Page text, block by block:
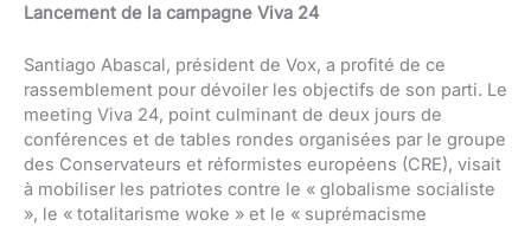
Lancement de la campagne Viva 24
Santiago Abascal, président de Vox, a profité de ce
rassemblement pour dévoiler les objectifs de son parti. Le
meeting Viva 24, point culminant de deux jours de
conférences et de tables rondes organisées par le groupe
des Conservateurs et réformistes européens (CRE), visait
à mobiliser les patriotes contre le « globalisme socialiste
», le « totalitarisme woke » et le « suprémacisme